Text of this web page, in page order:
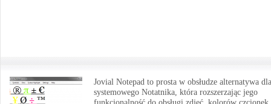
Jovial Notepad to prosta w obsłudze alternatywa dla
systemowego Notatnika, która rozszerzając jego